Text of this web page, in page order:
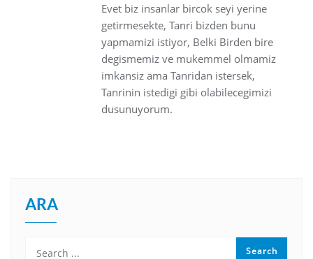
Evet biz insanlar bircok seyi yerine
getirmesekte, Tanri bizden bunu
yapmamizi istiyor, Belki Birden bire
degismemiz ve mukemmel olmamiz
imkansiz ama Tanridan istersek,
Tanrinin istedigi gibi olabilecegimizi
dusunuyorum.
ARA